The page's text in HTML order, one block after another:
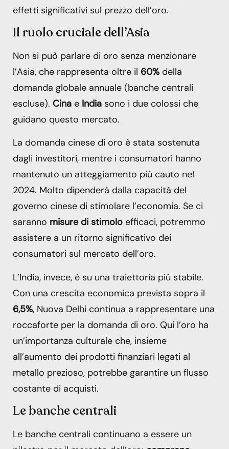
effetti significativi sul prezzo dell’oro.
Il ruolo cruciale dell’Asia
Non si può parlare di oro senza menzionare
l’Asia, che rappresenta oltre il 60% della
domanda globale annuale (banche centrali
escluse). Cina e India sono i due colossi che
guidano questo mercato.
La domanda cinese di oro è stata sostenuta
dagli investitori, mentre i consumatori hanno
mantenuto un atteggiamento più cauto nel
2024. Molto dipenderà dalla capacità del
governo cinese di stimolare l’economia. Se ci
saranno misure di stimolo efficaci, potremmo
assistere a un ritorno significativo dei
consumatori sul mercato dell’oro.
L’India, invece, è su una traiettoria più stabile.
Con una crescita economica prevista sopra il
6,5%, Nuova Delhi continua a rappresentare una
roccaforte per la domanda di oro. Qui l’oro ha
un’importanza culturale che, insieme
all’aumento dei prodotti finanziari legati al
metallo prezioso, potrebbe garantire un flusso
costante di acquisti.
Le banche centrali
Le banche centrali continuano a essere un